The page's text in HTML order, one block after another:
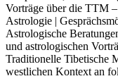
Vorträge über die TTM
Astrologie |
Astrologische
und astrologischen
Traditionelle Tibetische
westlichen Kontext an